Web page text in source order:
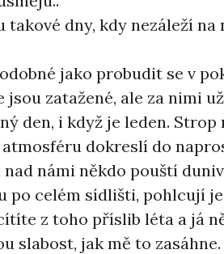
takové dny, kdy nezáleží
jako probudit se v
jsou zatažené, ale za nimi
den, i když je leden.
dokreslí do
nad námi někdo pouští
po celém sídlišti, pohlcují
z toho příslib léta a já
slabost, jak mě to